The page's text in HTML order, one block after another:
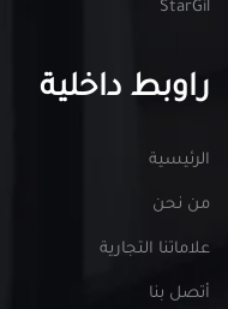
StarGil
راوبط داخلية
الرئيسية
من نحن
علاماتنا التجارية
أتصل بنا